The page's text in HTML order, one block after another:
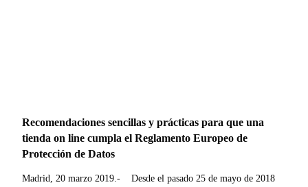
Recomendaciones sencillas y prácticas para que una
tienda on line cumpla el Reglamento Europeo de
Protección de Datos
Madrid, 20 marzo 2019.- Desde el pasado 25 de mayo de 2018